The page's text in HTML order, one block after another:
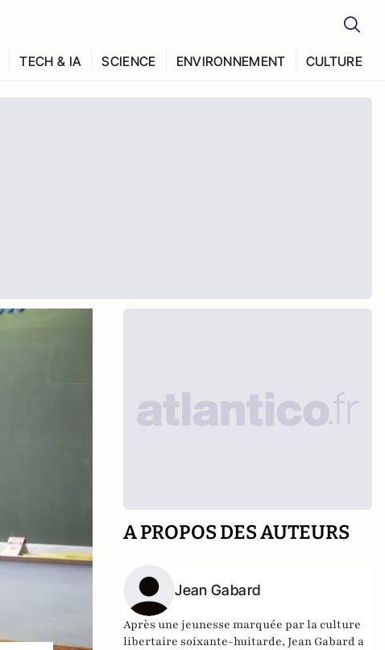
TECH & IA SCIENCE ENVIRONNEMENT CULTURE
A PROPOS DES AUTEURS
Jean Gabard
Après une jeunesse marquée par la culture
libertaire soixante-huitarde, Jean Gabard a